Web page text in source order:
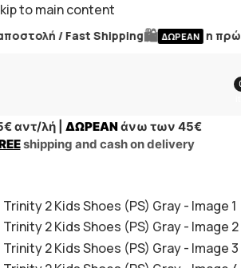
to main content
/ Fast Shipping🛍️ ΔΩΡΕΑΝ η
αντ/λή | ΔΩΡΕΑΝάνω των 45€
shipping and cash on delivery